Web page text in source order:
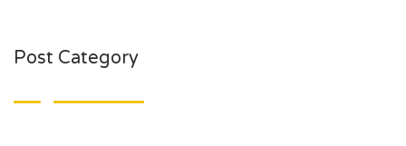
Post Category